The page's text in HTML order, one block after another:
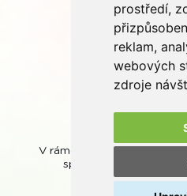
prostředí,
reklam,
webových
zdroje
Buďme
V rámci zpětného odběru
spolupracujeme se